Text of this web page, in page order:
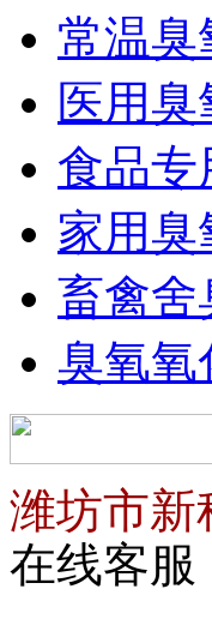
常温臭
医用
食品专
家用臭
畜禽舍
臭氧氧
潍坊市新
在线客服